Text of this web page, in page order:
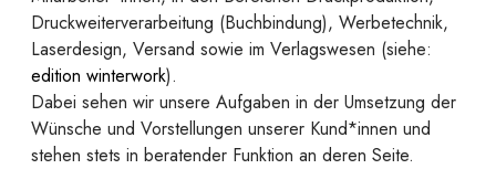
Druckweiterverarbeitung (Buchbindung), Werbetechnik,
Laserdesign, Versand sowie im Verlagswesen (siehe:
edition winterwork).
Dabei sehen wir unsere Aufgaben in der Umsetzung der
Wünsche und Vorstellungen unserer Kund*innen und
stehen stets in beratender Funktion an deren Seite.